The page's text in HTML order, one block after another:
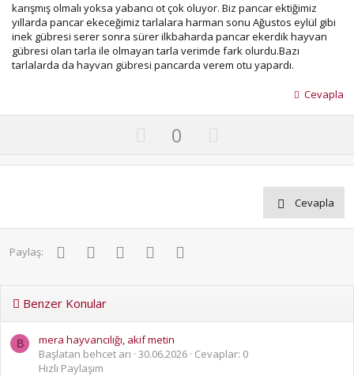
karışmış olmalı yoksa yabancı ot çok oluyor. Biz pancar ektiğimiz
yıllarda pancar ekeceğimiz tarlalara harman sonu Ağustos eylül gibi
inek gübresi serer sonra sürer ilkbaharda pancar ekerdik hayvan
gübresi olan tarla ile olmayan tarla verimde fark olurdu.Bazı
tarlalarda da hayvan gübresi pancarda verem otu yapardı.
Cevapla
v
e
0
w
o
Cevapla
Paylaş: FacebookTwitter PinterestWhatsApp
Benzer Konular
B
mera hayvancılığı, akif metin
Başlatan behcet arı 30.06.2026 Cevaplar: 0
Hızlı Paylaşım